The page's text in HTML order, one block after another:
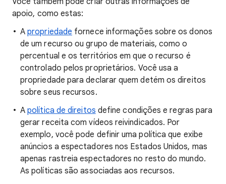
apoio, como estas:
Apropriedade fornece informações sobre os donos
de um recurso ou grupo de materiais, como o
percentual e os territórios em que o recurso é
controlado pelos proprietários. Você usa a
propriedade para declarar quem detém os direitos
sobre seus recursos.
Apolítica de direitos define condições e regras para
gerar receita com vídeos reivindicados. Por
exemplo, você pode definir uma política que exibe
anúncios a espectadores nos Estados Unidos, mas
apenas rastreia espectadores no resto do mundo.
As políticas são associadas aos recursos.